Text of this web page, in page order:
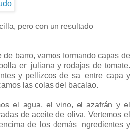
pero con un resultado
de barro, vamos formando capas de
en juliana y rodajas de tomate.
y pellizcos de sal entre capa y
las colas del bacalao.
el agua, el vino, el azafrán y el
de aceite de oliva. Vertemos el
de los demás ingredientes y